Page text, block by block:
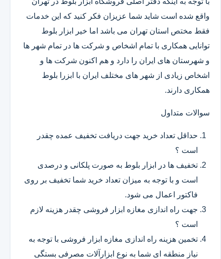
واقع شده است شاید شما عزیزان فکر کنید که این خدمات
فقط مختص استان تهران می باشد اما خیر ابزار بلوط
توانایی همکاری با تمام اشخاص و شرکت ها در تمام شهر ها
و شهرستان های ایران را دارد و هم اکنون شرکت ها و
اشخاص زیادی از شهر های مختلف ایران با ابزرا بلوط
همکاری دارند.
سوالات متداول
حداقل تعداد خرید جهت دریافت تخفیف عمده چقدر
است ؟
تخفیف ها در ابزار بلوط به صورت پلکانی و درصدی
است و با توجه به میزان تعداد خرید شما تخفیف بر روی
فاکتور اعمال می شود.
جهت راه اندازی مغازه ابزار فروشی چقدر هزینه لازم
است ؟
تخمین هزینه راه اندازی مغازه ابزار فروشی با توجه به
نیاز منطقه ای شما به نوع ابزارآلات مصرفی بستگی